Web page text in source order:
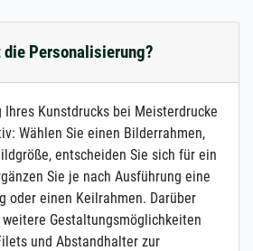
Personalisierung?
Ihres Kunstdrucks bei Meisterdrucke
Wählen Sie einen Bilderrahmen,
entscheiden Sie sich für ein
Sie je nach Ausführung eine
oder einen Keilrahmen. Darüber
Gestaltungsmöglichkeiten
und Abstandhalter zur